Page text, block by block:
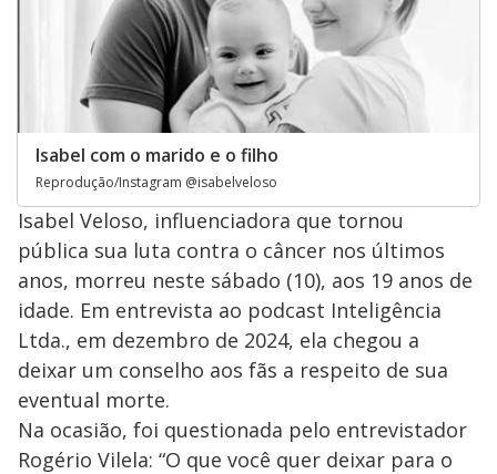
Isabel com o marido e o filho
Reprodução/Instagram @isabelveloso
Isabel Veloso, influenciadora que tornou
pública sua luta contra o câncer nos últimos
anos, morreu neste sábado (10), aos 19 anos de
idade. Em entrevista ao podcast Inteligência
Ltda., em dezembro de 2024, ela chegou a
deixar um conselho aos fãs a respeito de sua
eventual morte.
Na ocasião, foi questionada pelo entrevistador
Rogério Vilela: “O que você quer deixar para o